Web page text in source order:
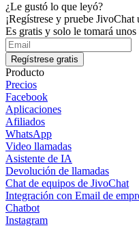
¿Le gustó lo que leyó?
¡Regístrese y pruebe JivoChat
Es gratis y solo le tomará
Regístrese gratis
Producto
Precios
Facebook
Aplicaciones
Afiliados
WhatsApp
Video llamadas
Asistente de IA
Devolución de llamadas
Chat de equipos de JivoChat
Integración con Email de
Chatbot
Instagram